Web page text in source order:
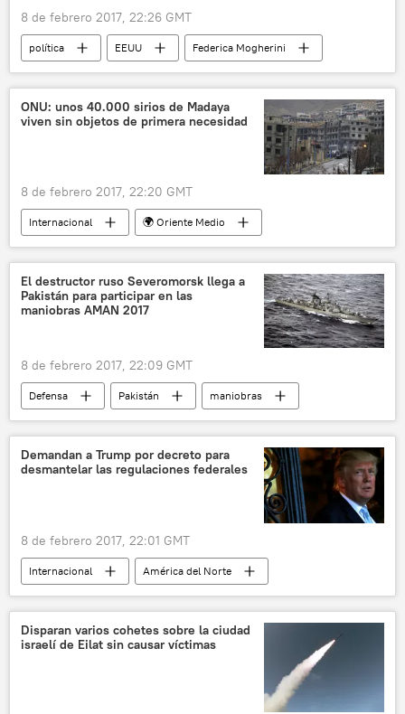
8 de febrero 2017, 22:26 GMT
política EEUU
Federica Mogherini
Rex Tillerson
Unión Europea (UE)
noticias
ONU: unos 40.000 sirios de Madaya
viven sin objetos de primera necesidad
8 de febrero 2017, 22:20 GMT
Internacional
🌍 Oriente Medio
Madaya
Siria
Stéphane Dujarric
ONU
noticias
El destructor ruso Severomorsk llega a
Pakistán para participar en las
maniobras AMAN 2017
8 de febrero 2017, 22:09 GMT
Defensa Pakistán
maniobras
Rusia
noticias
Demandan a Trump por decreto para
desmantelar las regulaciones federales
8 de febrero 2017, 22:01 GMT
Internacional
América del Norte
EEUU
Donald Trump noticias
Disparan varios cohetes sobre la ciudad
israelí de Eilat sin causar víctimas